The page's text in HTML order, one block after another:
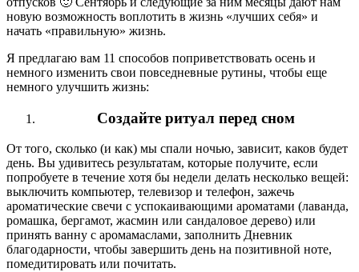
новую возможность воплотить в жизнь «лучших себя» и
начать «правильную» жизнь.
Я предлагаю вам 11 способов поприветствовать осень и
немного изменить свои повседневные рутины, чтобы еще
немного улучшить жизнь:
Создайте ритуал перед сном
От того, сколько (и как) мы спали ночью, зависит, каков будет
день. Вы удивитесь результатам, которые получите, если
попробуете в течение хотя бы недели делать несколько вещей:
выключить компьютер, телевизор и телефон, зажечь
ароматические свечи с успокаивающими ароматами (лаванда,
ромашка, бергамот, жасмин или сандаловое дерево) или
принять ванну с аромамаслами, заполнить Дневник
благодарности, чтобы завершить день на позитивной ноте,
помедитировать или почитать.